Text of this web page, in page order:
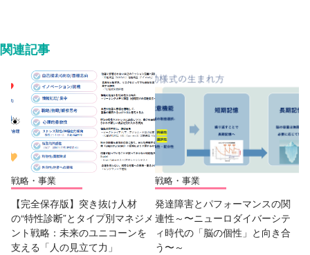
関連記事
戦略・事業
【完全保存版】突き抜け人材
の“特性診断”とタイプ別マネジメ
ント戦略：未来のユニコーンを
支える「人の見立て力」
戦略・事業
発達障害とパフォーマンスの関
連性～〜ニューロダイバーシテ
ィ時代の「脳の個性」と向き合
う〜～